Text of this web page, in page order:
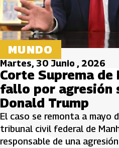
MUNDO
Martes, 30 Junio , 2026
Corte Suprema de
fallo por agresión
Donald Trump
El caso se remonta a mayo
tribunal civil federal de
responsable de una